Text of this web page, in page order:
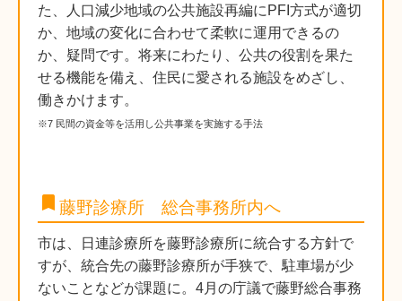
た、人口減少地域の公共施設再編にPFI方式が適切
か、地域の変化に合わせて柔軟に運用できるの
か、疑問です。将来にわたり、公共の役割を果た
せる機能を備え、住民に愛される施設をめざし、
働きかけます。
※7 民間の資金等を活用し公共事業を実施する手法
bookmark 藤野診療所 総合事務所内へ
市は、日連診療所を藤野診療所に統合する方針で
すが、統合先の藤野診療所が手狭で、駐車場が少
ないことなどが課題に。4月の庁議で藤野総合事務